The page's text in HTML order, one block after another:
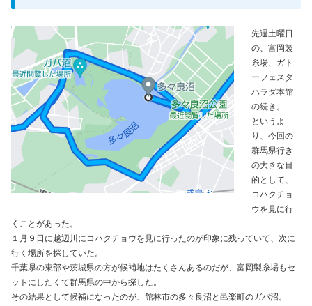
先週土曜日
の、富岡製
糸場、ガト
ーフェスタ
ハラダ本館
の続き。
というよ
り、今回の
群馬県行き
の大きな目
的として、
コハクチョ
ウを見に行
くことがあった。
１月９日に越辺川にコハクチョウを見に行ったのが印象に残っていて、次に
行く場所を探していた。
千葉県の東部や茨城県の方が候補地はたくさんあるのだが、富岡製糸場もセ
ットにしたくて群馬県の中から探した。
その結果として候補になったのが、館林市の多々良沼と邑楽町のガバ沼。